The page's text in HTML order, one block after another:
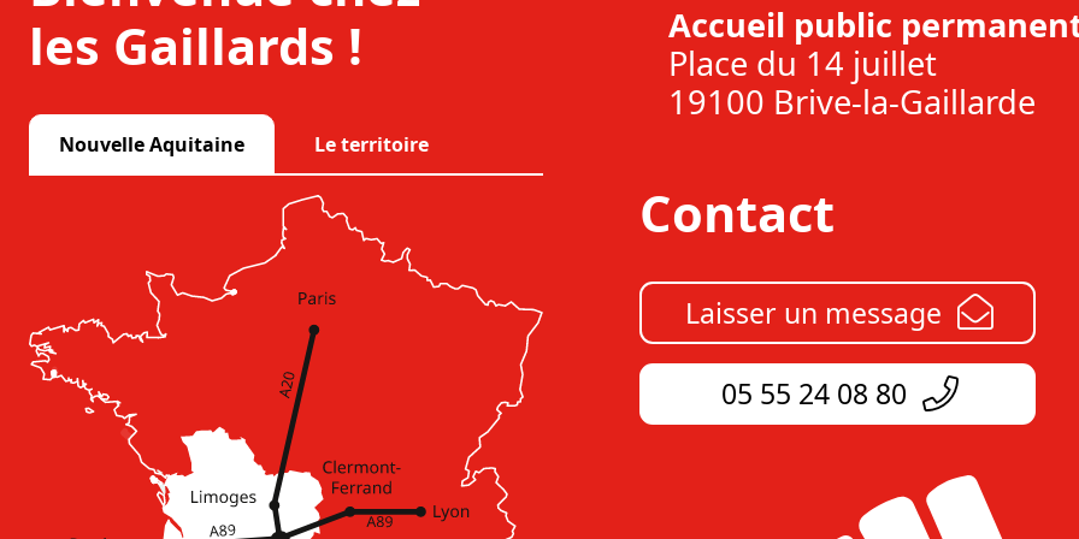
les Gaillards !
Nouvelle Aquitaine Le territoire
Accueil public
Place du 14 juillet
19100 Brive-la-Gaillarde
Contact
Laisser un message
05 55 24 08 80